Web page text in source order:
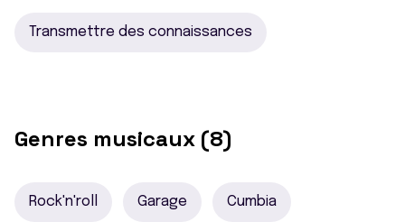
Transmettre des connaissances
Genres musicaux (8)
Rock'n'roll Garage Cumbia